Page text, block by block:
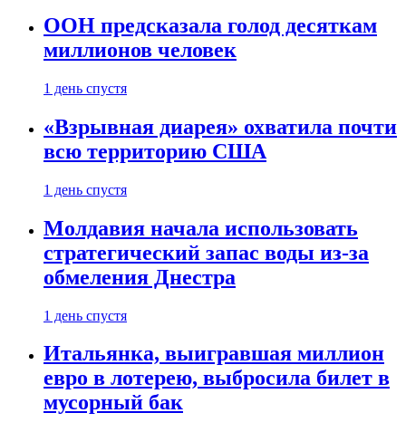
ООН предсказала голод десяткам
миллионов человек
1 день спустя
«Взрывная диарея» охватила почти
всю территорию США
1 день спустя
Молдавия начала использовать
стратегический запас воды из-за
обмеления Днестра
1 день спустя
Итальянка, выигравшая миллион
евро в лотерею, выбросила билет в
мусорный бак